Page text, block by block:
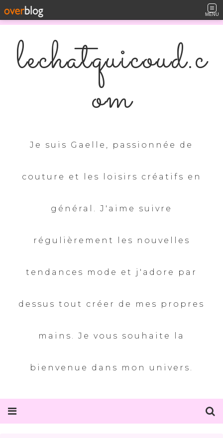
MENU
lechatquicoud.c
om
Je suis Gaelle, passionnée de
couture et les loisirs créatifs en
général. J'aime suivre
régulièrement les nouvelles
tendances mode et j'adore par
dessus tout créer de mes propres
mains. Je vous souhaite la
bienvenue dans mon univers.